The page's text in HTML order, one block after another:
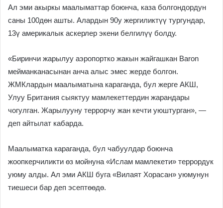
Ал эми акыркы маалыматтар боюнча, каза болгондордун
саны 100дөн ашты. Алардын 90у жергиликтүү тургундар,
13ү америкалык аскерлер экени белгилүү болду.
«Биринчи жарылуу аэропортко жакын жайгашкан Baron
мейманканасынан анча алыс эмес жерде болгон.
ЖМКлардын маалыматына караганда, бул жерге АКШ,
Улуу Британия сыяктуу мамлекеттердин жарандары
чогулган. Жарылууну террорчу жан кечти уюштурган», —
деп айтылат кабарда.
Маалыматка караганда, бул чабуулдар боюнча
жоопкерчиликти өз мойнуна «Ислам мамлекети» террордук
уюму алды. Ал эми АКШ буга «Вилаят Хорасан» уюмунун
тиешеси бар деп эсептөөдө.